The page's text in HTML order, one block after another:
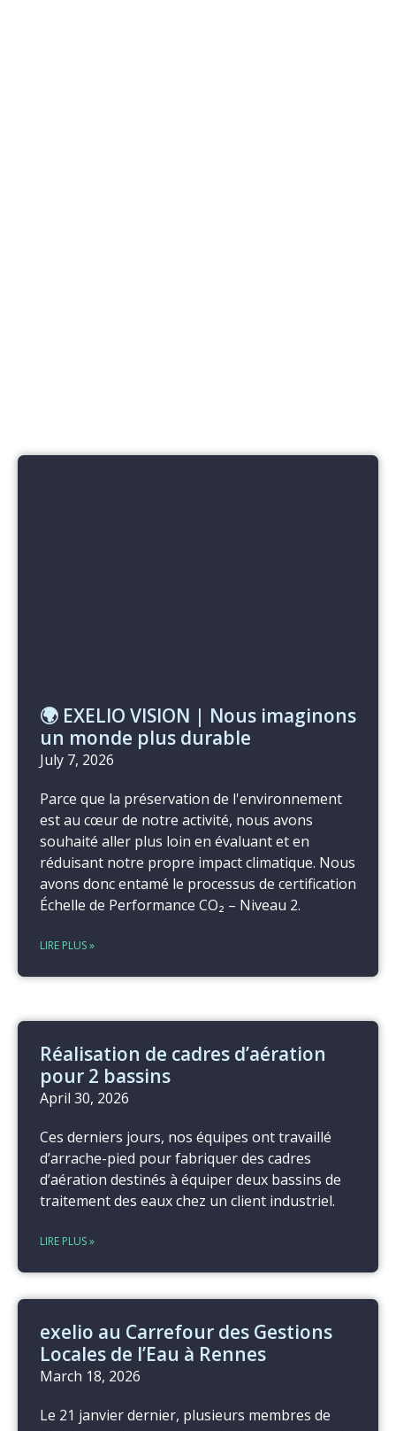
🌍 EXELIO VISION | Nous imaginons
un monde plus durable
July 7, 2026
Parce que la préservation de l'environnement
est au cœur de notre activité, nous avons
souhaité aller plus loin en évaluant et en
réduisant notre propre impact climatique. Nous
avons donc entamé le processus de certification
Échelle de Performance CO₂ – Niveau 2.
LIRE PLUS »
Réalisation de cadres d’aération
pour 2 bassins
April 30, 2026
Ces derniers jours, nos équipes ont travaillé
d’arrache-pied pour fabriquer des cadres
d’aération destinés à équiper deux bassins de
traitement des eaux chez un client industriel.
LIRE PLUS »
exelio au Carrefour des Gestions
Locales de l’Eau à Rennes
March 18, 2026
Le 21 janvier dernier, plusieurs membres de